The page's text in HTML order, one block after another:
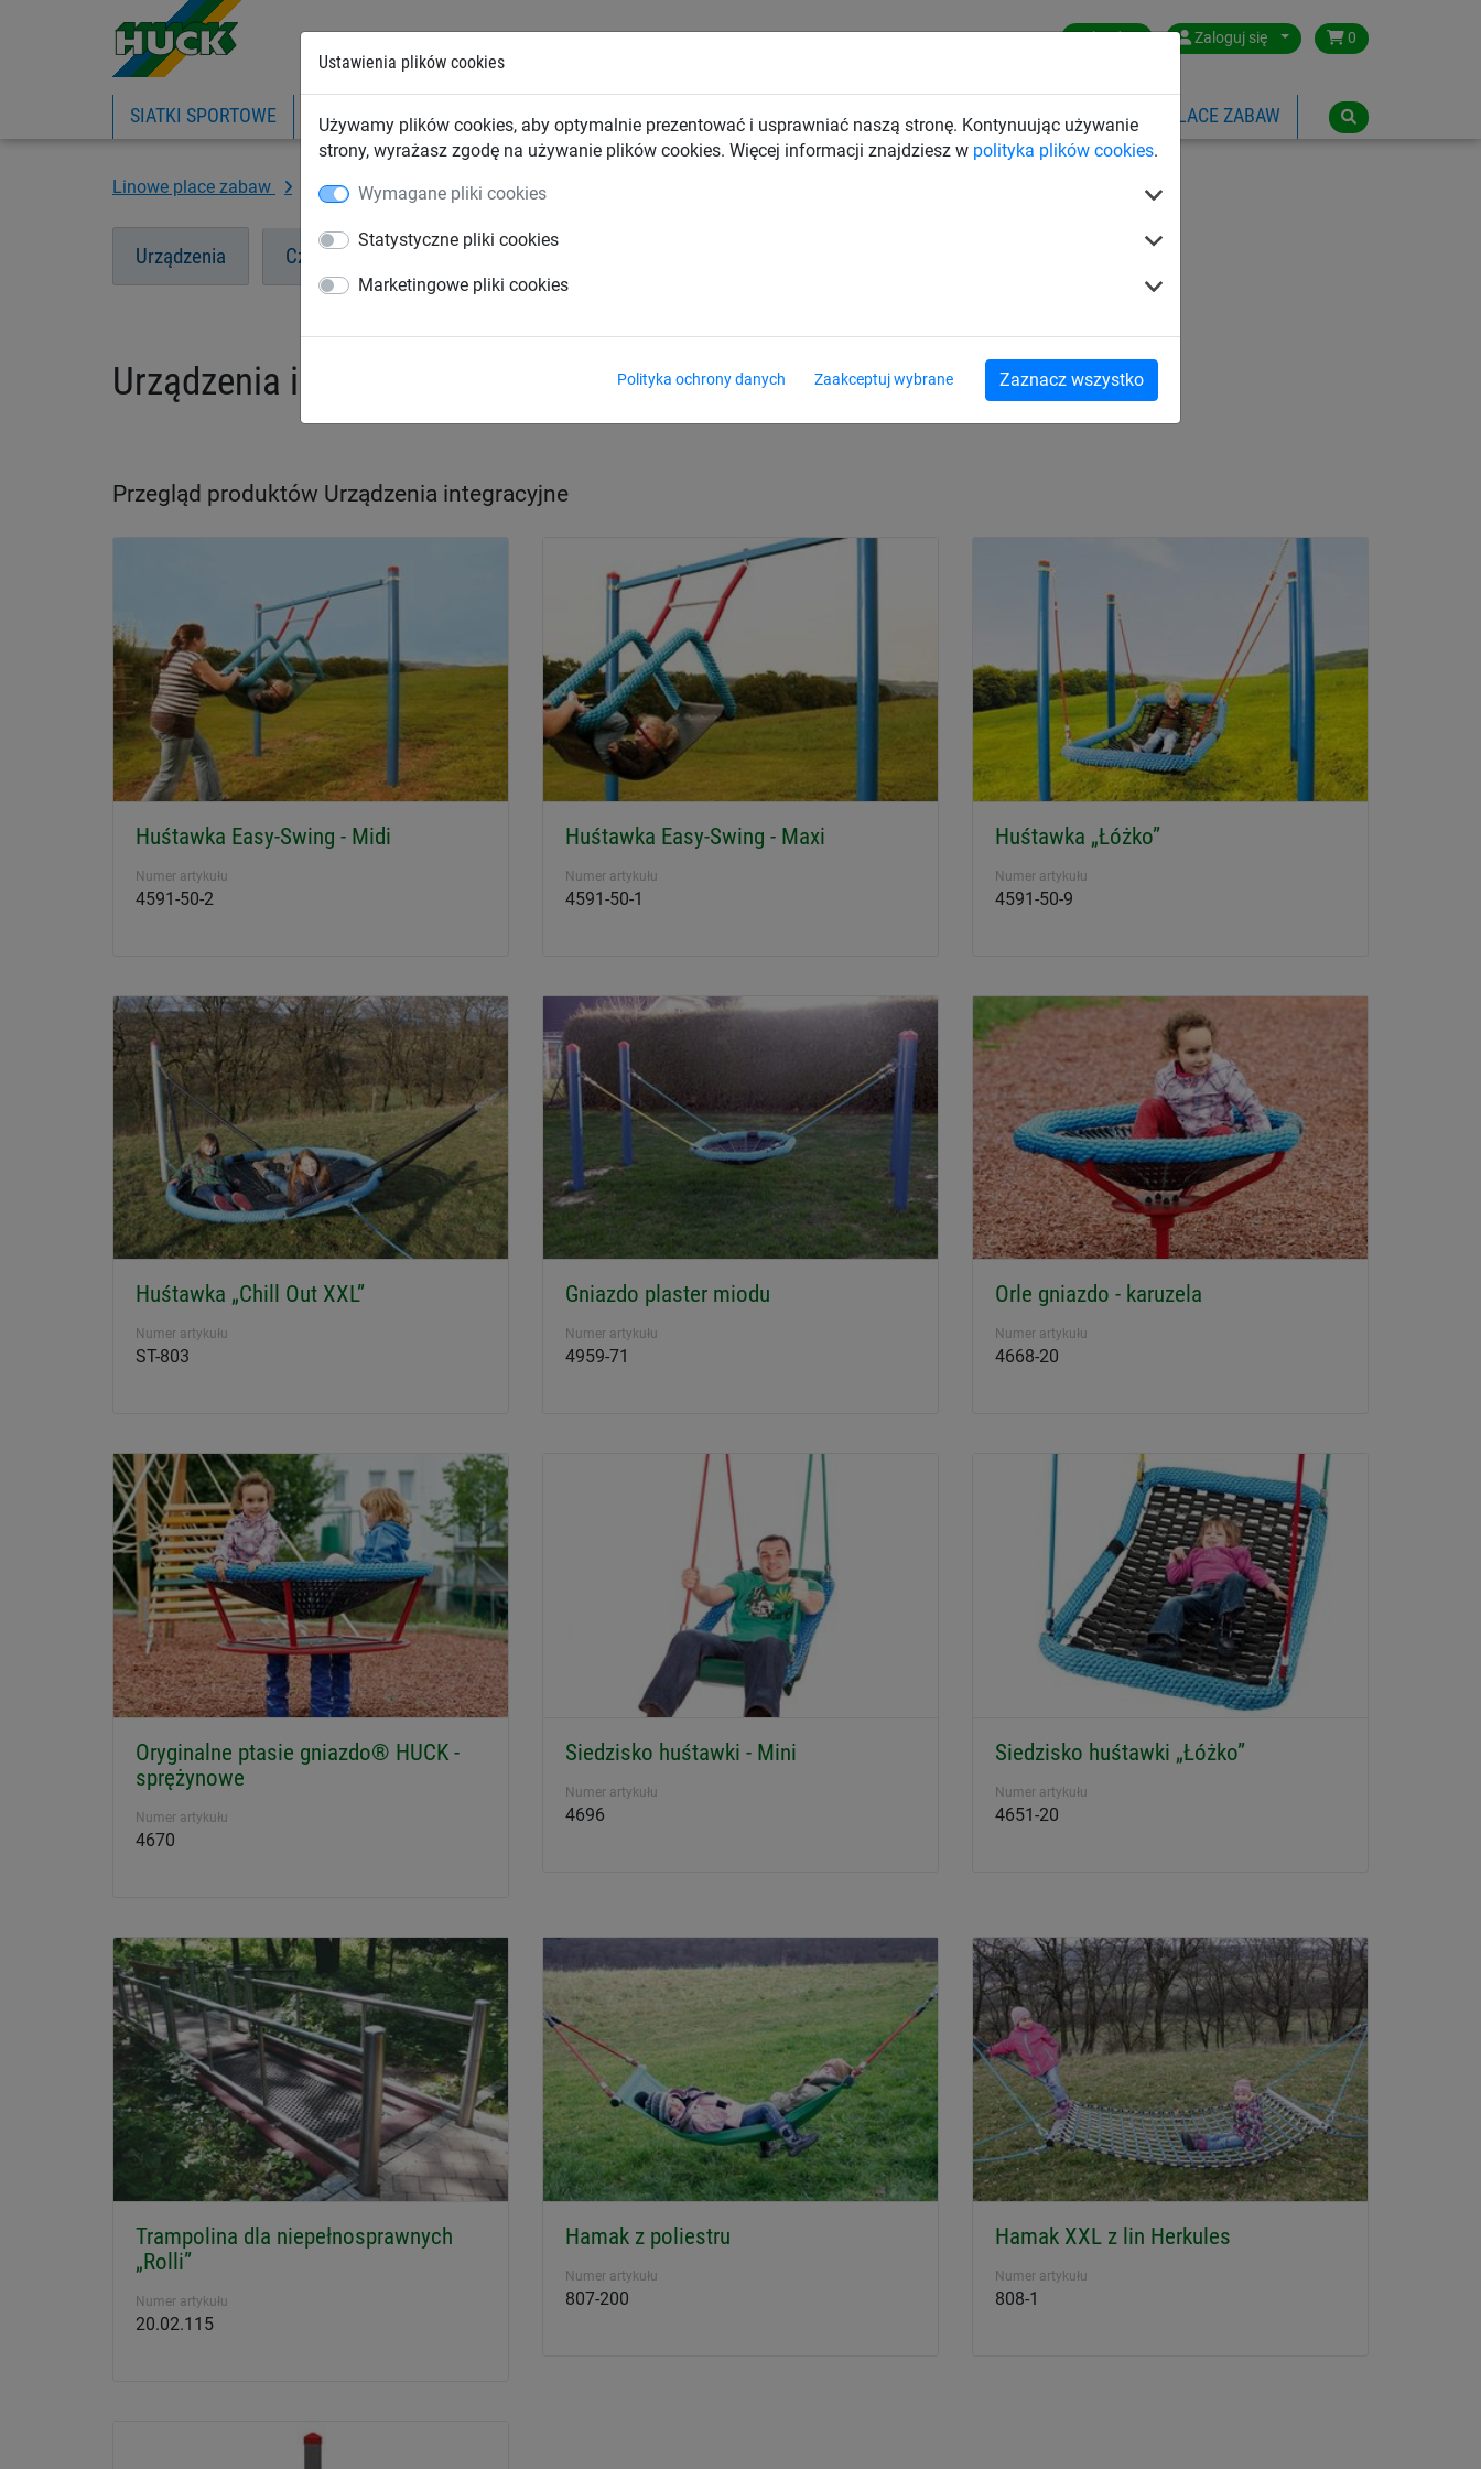
Ustawienia plików cookies
Używamy plików cookies, aby optymalnie prezentować i usprawniać naszą stronę. Kontynuując używanie
strony, wyrażasz zgodę na używanie plików cookies. Więcej informacji znajdziesz w polityka plików cookies.
Wymagane pliki cookies
Statystyczne pliki cookies
Marketingowe pliki cookies
Polityka ochrony danych Zaakceptuj wybrane Zaznacz wszystko
Poland Zaloguj się 0
SIATKI SPORTOWE PIŁKOCHWYTY SIATKI PRZEMYSŁOWE SIATKI BUDOWLANE SIATKI TRANSPORTOWE LINOWE PLACE ZABAW
Linowe place zabaw Urządzenia integracyjne
Urządzenia Części
Urządzenia integracyjne
Przegląd produktów Urządzenia integracyjne
Huśtawka Easy-Swing - Midi
Numer artykułu
4591-50-2
Huśtawka Easy-Swing - Maxi
Numer artykułu
4591-50-1
Huśtawka „Łóżko”
Numer artykułu
4591-50-9
Huśtawka „Chill Out XXL”
Numer artykułu
ST-803
Gniazdo plaster miodu
Numer artykułu
4959-71
Orle gniazdo - karuzela
Numer artykułu
4668-20
Oryginalne ptasie gniazdo® HUCK -
sprężynowe
Numer artykułu
4670
Siedzisko huśtawki - Mini
Numer artykułu
4696
Siedzisko huśtawki „Łóżko”
Numer artykułu
4651-20
Trampolina dla niepełnosprawnych
„Rolli”
Numer artykułu
20.02.115
Hamak z poliestru
Numer artykułu
807-200
Hamak XXL z lin Herkules
Numer artykułu
808-1